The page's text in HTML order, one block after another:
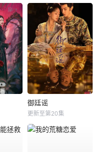
御廷谣
更新至第20集